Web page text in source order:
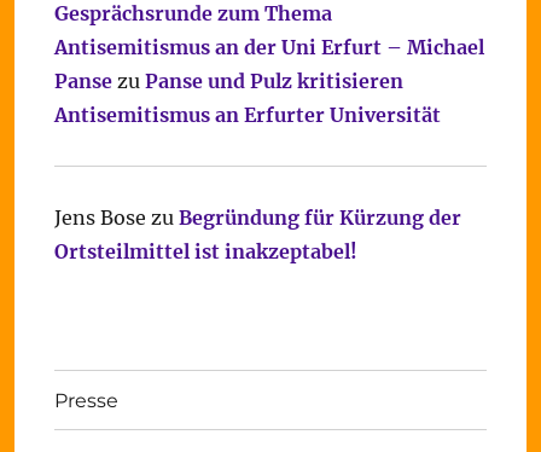
Gesprächsrunde zum Thema
Antisemitismus an der Uni Erfurt – Michael
Pansezu Panse und Pulz kritisieren
Antisemitismus an Erfurter Universität
Jens Bose zu Begründung für Kürzung der
Ortsteilmittel ist inakzeptabel!
Presse